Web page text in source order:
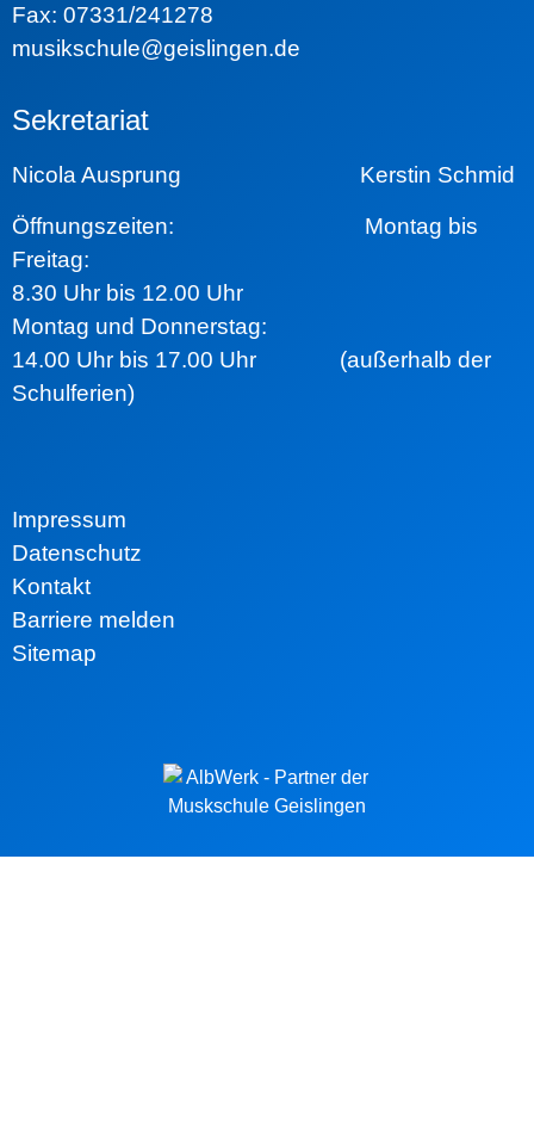
Fax: 07331/241278
musikschule@geislingen.de
Sekretariat
Nicola Ausprung Kerstin Schmid
Öffnungszeiten: Montag bis
Freitag:
8.30 Uhr bis 12.00 Uhr
Montag und Donnerstag:
14.00 Uhr bis 17.00 Uhr (außerhalb der
Schulferien)
Impressum
Datenschutz
Kontakt
Barriere melden
Sitemap